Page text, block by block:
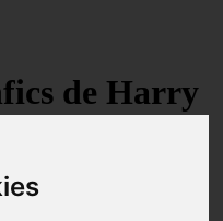
de Harry
Español